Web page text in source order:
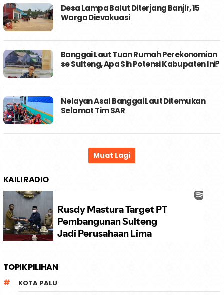
Desa Lampa Balut Diterjang Banjir, 15
Warga Dievakuasi
Banggai Laut Tuan Rumah Perekonomian
se Sulteng, Apa Sih Potensi Kabupaten Ini?
Nelayan Asal Banggai Laut Ditemukan
Selamat Tim SAR
KAILI RADIO
TOPIK PILIHAN
KOTA PALU